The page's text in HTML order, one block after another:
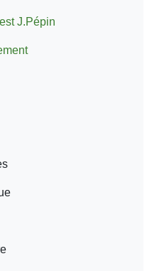
J.Pépin